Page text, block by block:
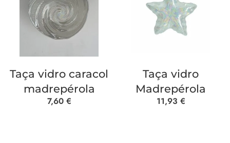
Taça vidro caracol
madrepérola
7,60 €
Taça vidro
Madrepérola
11,93 €